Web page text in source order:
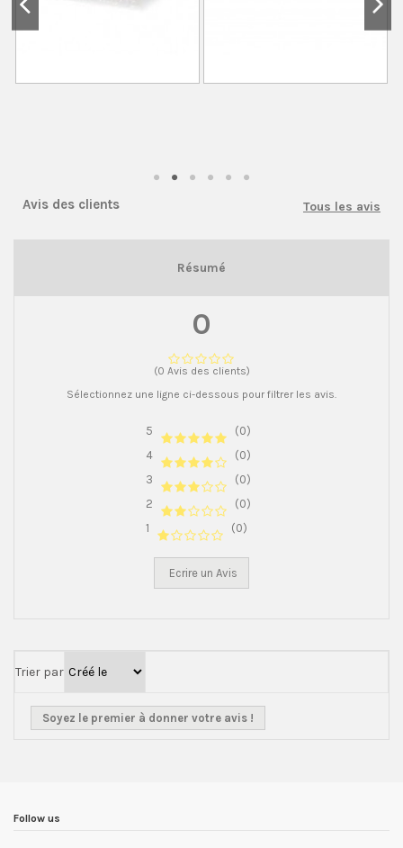
Avis des clients Tous les avis
Résumé
0
(0 Avis des clients)
Sélectionnez une ligne ci-dessous pour filtrer les avis.
5
(0)
4
(0)
3
(0)
2
(0)
1
(0)
Ecrire un Avis
Trier par
Soyez le premier à donner votre avis !
Follow us